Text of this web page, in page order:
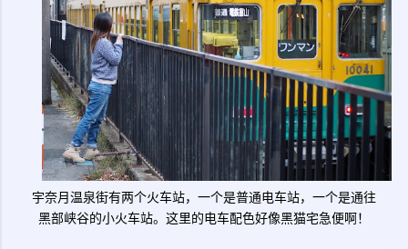
宇奈月温泉街有两个火车站，一个是普通电车站，一个是通往
黑部峡谷的小火车站。这里的电车配色好像黑猫宅急便啊！